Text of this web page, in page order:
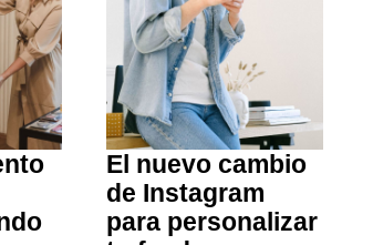
El nuevo cambio
de Instagram
para personalizar